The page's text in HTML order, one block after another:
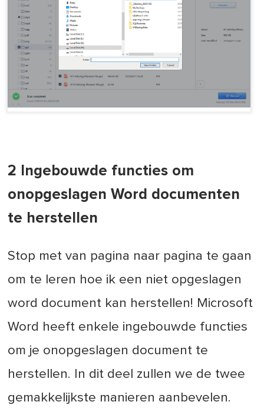
2 Ingebouwde functies om
onopgeslagen Word documenten
te herstellen
Stop met van pagina naar pagina te gaan
om te leren hoe ik een niet opgeslagen
word document kan herstellen! Microsoft
Word heeft enkele ingebouwde functies
om je onopgeslagen document te
herstellen. In dit deel zullen we de twee
gemakkelijkste manieren aanbevelen.